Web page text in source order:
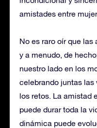
amistades entre
No es raro oír que
y a menudo, de
nuestro lado en los
celebrando juntas
los retos. La amistad
puede durar toda la
dinámica puede